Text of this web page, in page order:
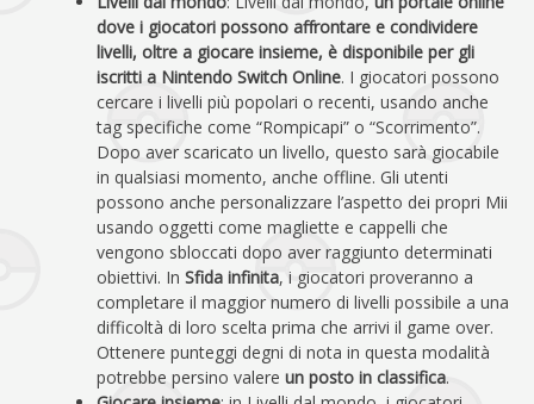
dove i giocatori possono affrontare e condividere
livelli, oltre a giocare insieme, è disponibile per gli
iscritti a Nintendo Switch Online. I giocatori possono
cercare i livelli più popolari o recenti, usando anche
tag specifiche come “Rompicapi” o “Scorrimento”.
Dopo aver scaricato un livello, questo sarà giocabile
in qualsiasi momento, anche offline. Gli utenti
possono anche personalizzare l’aspetto dei propri Mii
usando oggetti come magliette e cappelli che
vengono sbloccati dopo aver raggiunto determinati
obiettivi. In Sfida infinita, i giocatori proveranno a
completare il maggior numero di livelli possibile a una
difficoltà di loro scelta prima che arrivi il game over.
Ottenere punteggi degni di nota in questa modalità
potrebbe persino valere un posto in classifica.